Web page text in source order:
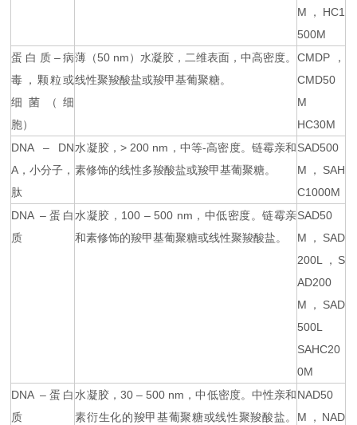
M，HC1
500M
蛋白质–病
毒，颗粒或
细菌（细
胞）
薄（50 nm）水凝胶，二维表面，中高密度。
线性聚羧酸盐或羧甲基葡聚糖。
CMDP，
CMD50
M
HC30M
DNA – DN
A，小分子，
肽
水凝胶，> 200 nm，中等-高密度。链霉亲和
素修饰的线性多羧酸盐或羧甲基葡聚糖。
SAD500
M，SAH
C1000M
DNA –蛋白
质
水凝胶，100 – 500 nm，中低密度。链霉亲
和素修饰的羧甲基葡聚糖或线性聚羧酸盐。
SAD50
M，SAD
200L，S
AD200
M，SAD
500L
SAHC20
0M
DNA –蛋白
质
水凝胶，30 – 500 nm，中低密度。中性亲和
素衍生化的羧甲基葡聚糖或线性聚羧酸盐。
NAD50
M，NAD